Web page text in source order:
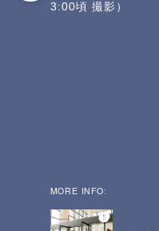
3:00頃 撮影）
MORE INFO: